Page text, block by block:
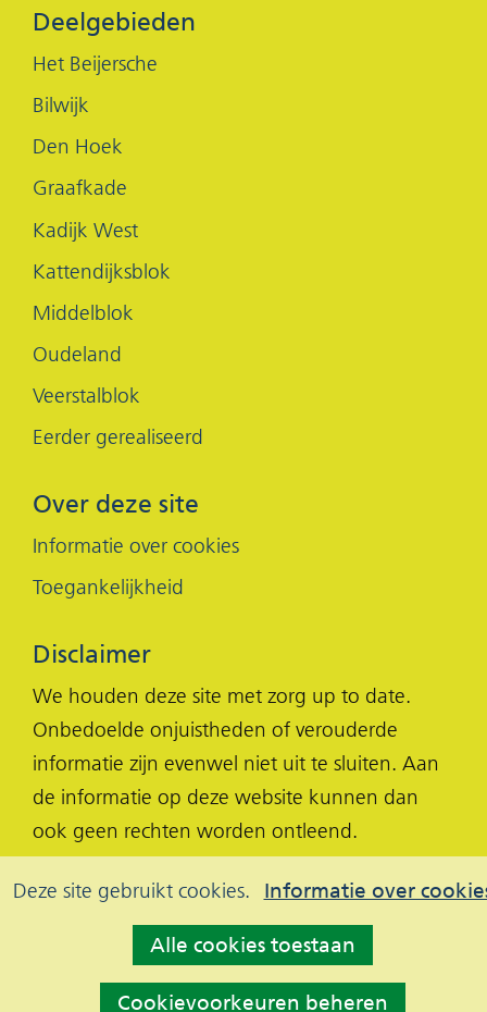
Cookies
toestaan?
Deze site gebruikt cookies. Informatie over
Hier
Alle cookies toestaan
Cookievoorkeuren beheren
k
Deelgebieden
Het Beijersche
Bilwijk
Den Hoek
Graafkade
Kadijk West
Kattendijksblok
Middelblok
Oudeland
Veerstalblok
Eerder gerealiseerd
Over deze site
Informatie over cookies
Toegankelijkheid
Disclaimer
We houden deze site met zorg up to date.
Onbedoelde onjuistheden of verouderde
informatie zijn evenwel niet uit te sluiten. Aan
de informatie op deze website kunnen dan
ook geen rechten worden ontleend.